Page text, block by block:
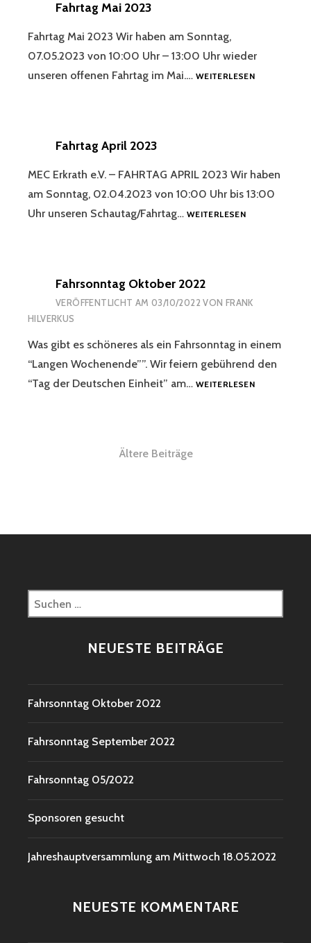
Fahrtag Mai 2023
Fahrtag Mai 2023 Wir haben am Sonntag,
07.05.2023 von 10:00 Uhr – 13:00 Uhr wieder
unseren offenen Fahrtag im Mai.… WEITERLESENFAHRTAG
Fahrtag April 2023
MEC Erkrath e.V. – FAHRTAG APRIL 2023 Wir haben
am Sonntag, 02.04.2023 von 10:00 Uhr bis 13:00
Uhr unseren Schautag/Fahrtag… WEITERLESENFAHRTAG
Fahrsonntag Oktober 2022
VERÖFFENTLICHT AM03/10/2022 VON FRANK
HILVERKUS
Was gibt es schöneres als ein Fahrsonntag in einem
“Langen Wochenende””. Wir feiern gebührend den
“Tag der Deutschen Einheit” am… WEITERLESEN
Beitragsnavigation
Ältere Beiträge
Suchen
nach:
NEUESTE BEITRÄGE
Fahrsonntag Oktober 2022
Fahrsonntag September 2022
Fahrsonntag 05/2022
Sponsoren gesucht
Jahreshauptversammlung am Mittwoch 18.05.2022
NEUESTE KOMMENTARE